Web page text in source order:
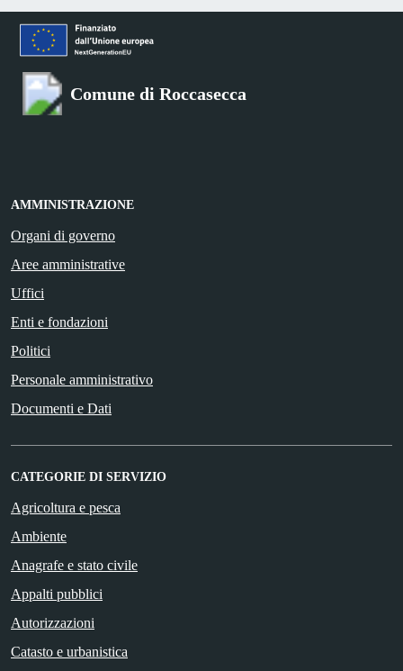
Comune di Roccasecca
AMMINISTRAZIONE
Organi di governo
Aree amministrative
Uffici
Enti e fondazioni
Politici
Personale amministrativo
Documenti e Dati
CATEGORIE DI SERVIZIO
Agricoltura e pesca
Ambiente
Anagrafe e stato civile
Appalti pubblici
Autorizzazioni
Catasto e urbanistica